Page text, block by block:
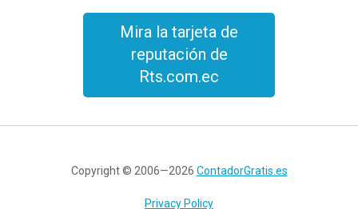
Mira la tarjeta de
reputación de
Rts.com.ec
Copyright © 2006—2026 ContadorGratis.es
Privacy Policy